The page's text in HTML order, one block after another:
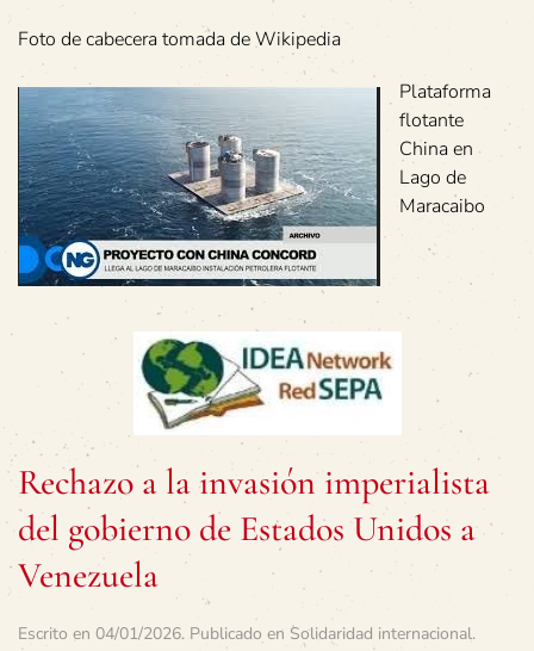
Foto de cabecera tomada de Wikipedia
Plataforma
flotante
China en
Lago de
Maracaibo
Rechazo a la invasión imperialista
del gobierno de Estados Unidos a
Venezuela
Escrito en 04/01/2026. Publicado en Solidaridad internacional.